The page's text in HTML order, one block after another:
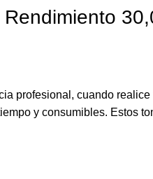
profesional, cuando
y consumibles. Estos